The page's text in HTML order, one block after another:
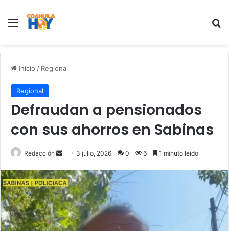
Menu
Inicio / Regional
Regional
Defraudan a pensionados
con sus ahorros en Sabinas
Redacción
n
d
a
n
e
3 julio, 2026 0 6 1 minuto leido